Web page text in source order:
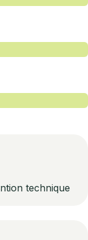
technique